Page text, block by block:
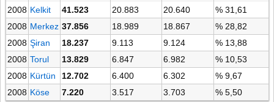
2008 Kelkit 41.523 20.883 20.640
% 31,61
2008 Merkez 37.856 18.989 18.867
% 28,82
2008 Şiran 18.237 9.113 9.124
% 13,88
2008 Torul 13.829 6.847 6.982
% 10,53
2008 Kürtün 12.702 6.400 6.302
% 9,67
2008 Köse 7.220 3.517 3.703 % 5,50